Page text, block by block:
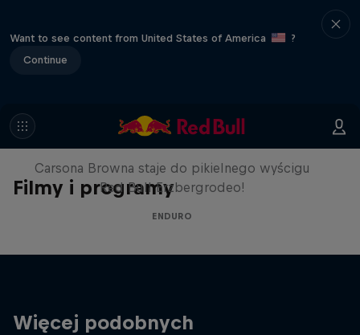
Want to see content from United States of America
?
Continue
Filmy i programy
Motocrossowiec vs piekielne
Hard Enduro
Carsona Browna staje do pikielnego wyścigu
Red Bull Erzbergrodeo!
ENDURO
Więcej podobnych